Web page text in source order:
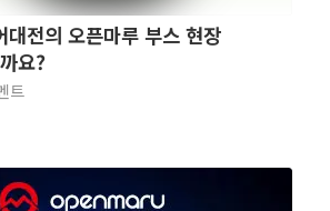
전의 오픈마루 부스 현장
요?
트